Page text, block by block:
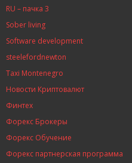
RU – пачка 3
Sober living
Software development
steelefordnewton
Taxi Montenegro
Новости Криптовалют
Финтех
Форекс Брокеры
Форекс Обучение
Форекс партнерская программа